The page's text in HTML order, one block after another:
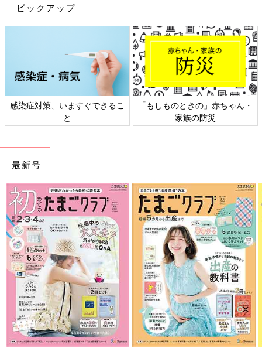
ピックアップ
感染症対策、いますぐできるこ
と
「もしものときの」赤ちゃん・
家族の防災
最新号